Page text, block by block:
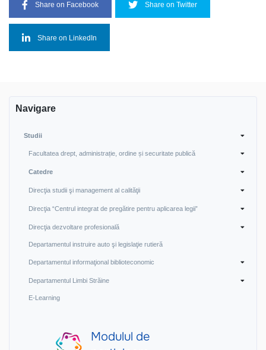
Share on Facebook Share on Twitter
Share on LinkedIn
Navigare
Studii
Facultatea drept, administrație, ordine și securitate publică
Catedre
Direcţia studii şi management al calităţii
Direcţia “Centrul integrat de pregătire pentru aplicarea legii”
Direcţia dezvoltare profesională
Departamentul instruire auto şi legislaţie rutieră
Departamentul informaţional biblioteconomic
Departamentul Limbi Străine
E-Learning